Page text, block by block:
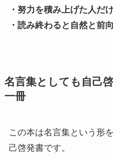
・努力を積み上げた人だ
・読み終わると自然と前
名言集としても自己
一冊
この本は名言集という形
己啓発書です。